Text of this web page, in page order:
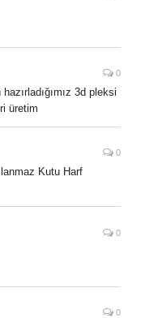
0
3d pleksi
üretim
0
Kutu Harf
0
0